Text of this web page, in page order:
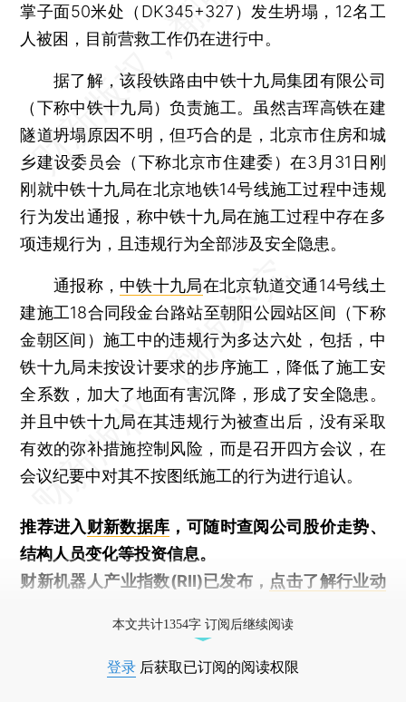
掌子面50米处（DK345+327）发生坍塌，12名工
人被困，目前营救工作仍在进行中。
据了解，该段铁路由中铁十九局集团有限公司
（下称中铁十九局）负责施工。虽然吉珲高铁在建
隧道坍塌原因不明，但巧合的是，北京市住房和城
乡建设委员会（下称北京市住建委）在3月31日刚
刚就中铁十九局在北京地铁14号线施工过程中违规
行为发出通报，称中铁十九局在施工过程中存在多
项违规行为，且违规行为全部涉及安全隐患。
通报称， 中铁十九局在北京轨道交通14号线土
建施工18合同段金台路站至朝阳公园站区间（下称
金朝区间）施工中的违规行为多达六处，包括，中
铁十九局未按设计要求的步序施工，降低了施工安
全系数，加大了地面有害沉降，形成了安全隐患。
并且中铁十九局在其违规行为被查出后，没有采取
有效的弥补措施控制风险，而是召开四方会议，在
会议纪要中对其不按图纸施工的行为进行追认。
推荐进入财新数据库 ，可随时查阅公司股价走势、
结构人员变化等投资信息。
财新机器人产业指数(RII)已发布， 点击了解行业动
本文共计1354字 订阅后继续阅读
登录 后获取已订阅的阅读权限